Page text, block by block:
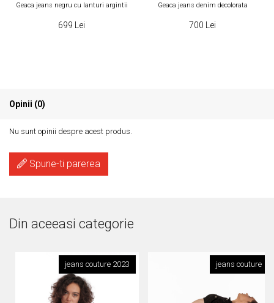
Geaca jeans negru cu lanturi argintii
699 Lei
Geaca jeans denim decolorata
700 Lei
Opinii (0)
Nu sunt opinii despre acest produs.
Spune-ti parerea
Din aceeasi categorie
jeans couture 2023 jeans couture